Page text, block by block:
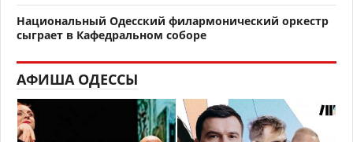
Национальный Одесский филармонический оркестр
сыграет в Кафедральном соборе
АФИША ОДЕССЫ